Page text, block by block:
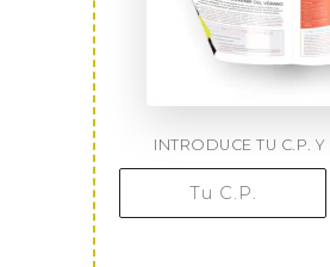
INTRODUCE TU C.P. Y